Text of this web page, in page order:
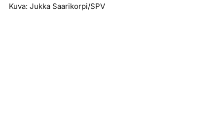
Kuva: Jukka Saarikorpi/SPV